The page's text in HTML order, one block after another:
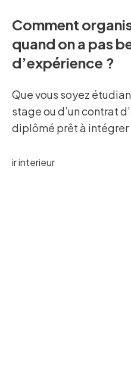
Comment
quand on a pas
d’expérience ?
Que vous soyez
stage ou d’un contrat
diplômé prêt à intégrer
expérimenté en